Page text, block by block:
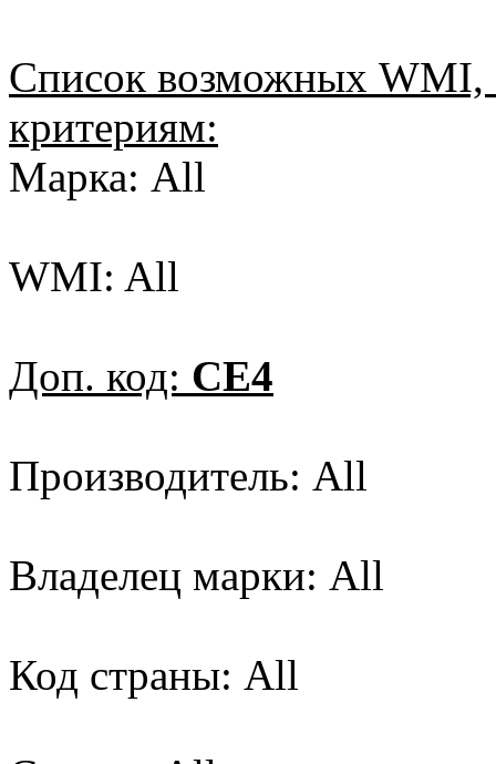
Список возможных
критериям:
Марка: All
WMI: All
Доп. код: CE4
Производитель: All
Владелец марки: All
Код страны: All